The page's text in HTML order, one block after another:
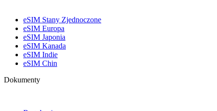
eSIM Stany Zjednoczone
eSIM Europa
eSIM Japonia
eSIM Kanada
eSIM Indie
eSIM Chin
Dokumenty